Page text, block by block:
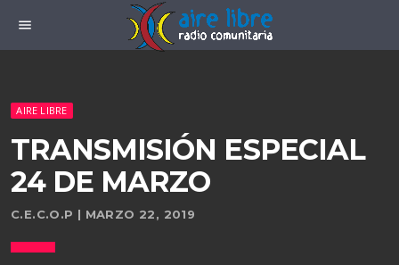
menu
AIRE LIBRE
TRANSMISIÓN ESPECIAL
24 DE MARZO
C.E.C.O.P | MARZO 22, 2019